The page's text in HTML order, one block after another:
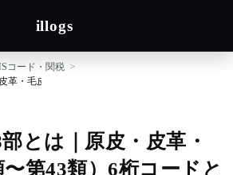
illogs
コード・関税
革・毛皮（第41類〜第43類）6桁コードと分類の要点
とは｜原皮・皮革・
第43類）6桁コードと